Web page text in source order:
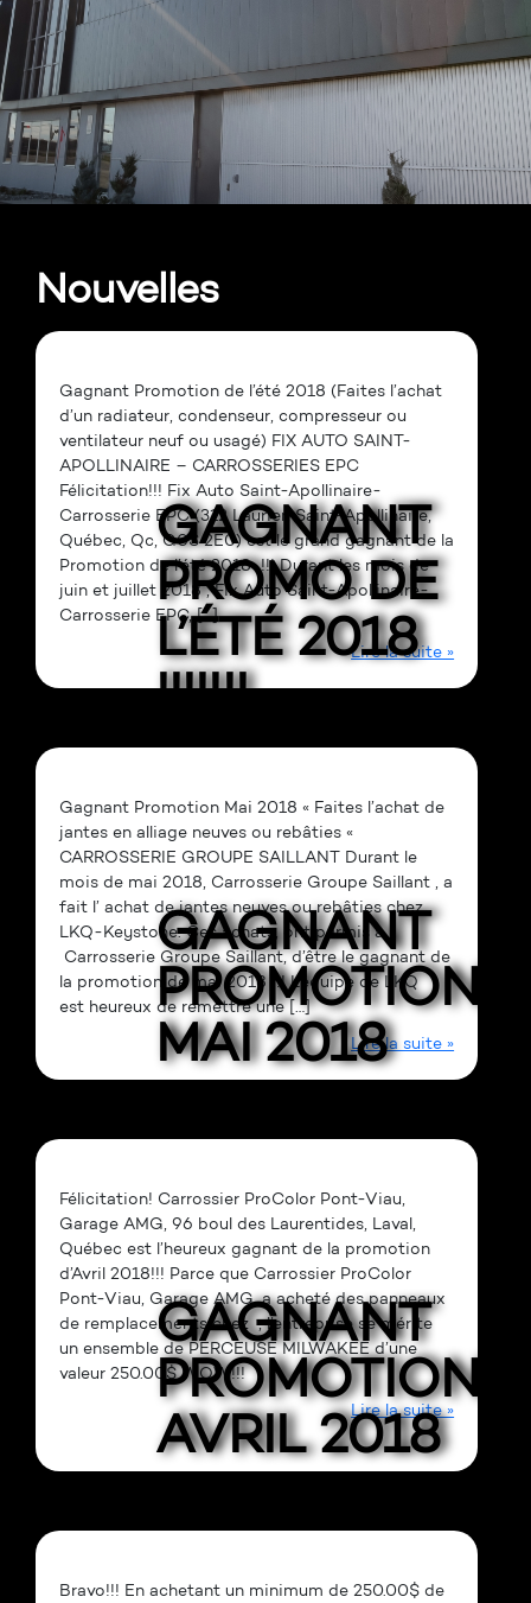
Nouvelles
GAGNANT
PROMO DE
L’ÉTÉ 2018
!!!!!!!
Gagnant Promotion de l’été 2018 (Faites l’achat
d’un radiateur, condenseur, compresseur ou
ventilateur neuf ou usagé) FIX AUTO SAINT-
APOLLINAIRE – CARROSSERIES EPC
Félicitation!!! Fix Auto Saint-Apollinaire-
Carrosserie EPC (312 Laurier, Saint-Apollinaire,
Québec, Qc, G0S 2E0) est le grand gagnant de la
Promotion de l’été 2018 !!! Durant les mois de
juin et juillet 2018 , Fix Auto Saint-Apollinaire-
Carrosserie EPC, […]
Lire la suite »
GAGNANT
PROMOTION
MAI 2018
Gagnant Promotion Mai 2018 « Faites l’achat de
jantes en alliage neuves ou rebâties «
CARROSSERIE GROUPE SAILLANT Durant le
mois de mai 2018, Carrosserie Groupe Saillant , a
fait l’ achat de jantes neuves ou rebâties chez
LKQ-Keystone. Ces achats, ont permis à
Carrosserie Groupe Saillant, d’être le gagnant de
la promotion de mai 2018 !!! L’équipe de LKQ
est heureux de remettre une […]
Lire la suite »
GAGNANT
PROMOTION
AVRIL 2018
Félicitation! Carrossier ProColor Pont-Viau,
Garage AMG, 96 boul des Laurentides, Laval,
Québec est l’heureux gagnant de la promotion
d’Avril 2018!!! Parce que Carrossier ProColor
Pont-Viau, Garage AMG, a acheté des panneaux
de remplacements chez , l’entreprise se mérite
un ensemble de PERCEUSE MILWAKEE d’une
valeur 250.00$ WOW!!!
Lire la suite »
Bravo!!! En achetant un minimum de 250.00$ de